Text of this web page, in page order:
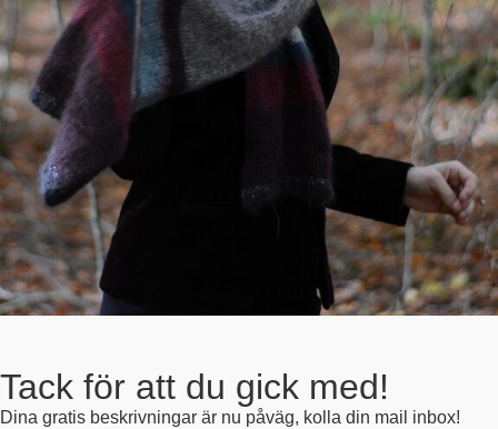
Tack för att du gick med!
Dina gratis beskrivningar är nu påväg, kolla din mail inbox!